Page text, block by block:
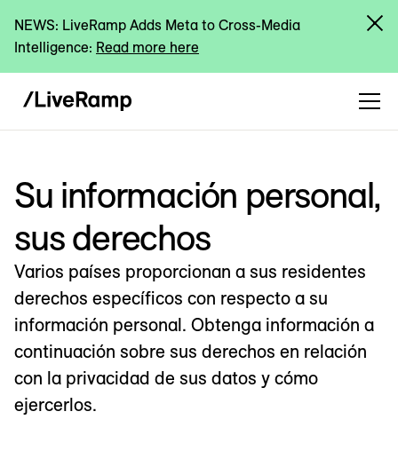
NEWS: LiveRamp Adds Meta to Cross-Media
Intelligence: Read more here
Su información personal,
sus derechos
Varios países proporcionan a sus residentes
derechos específicos con respecto a su
información personal. Obtenga información a
continuación sobre sus derechos en relación
con la privacidad de sus datos y cómo
ejercerlos.